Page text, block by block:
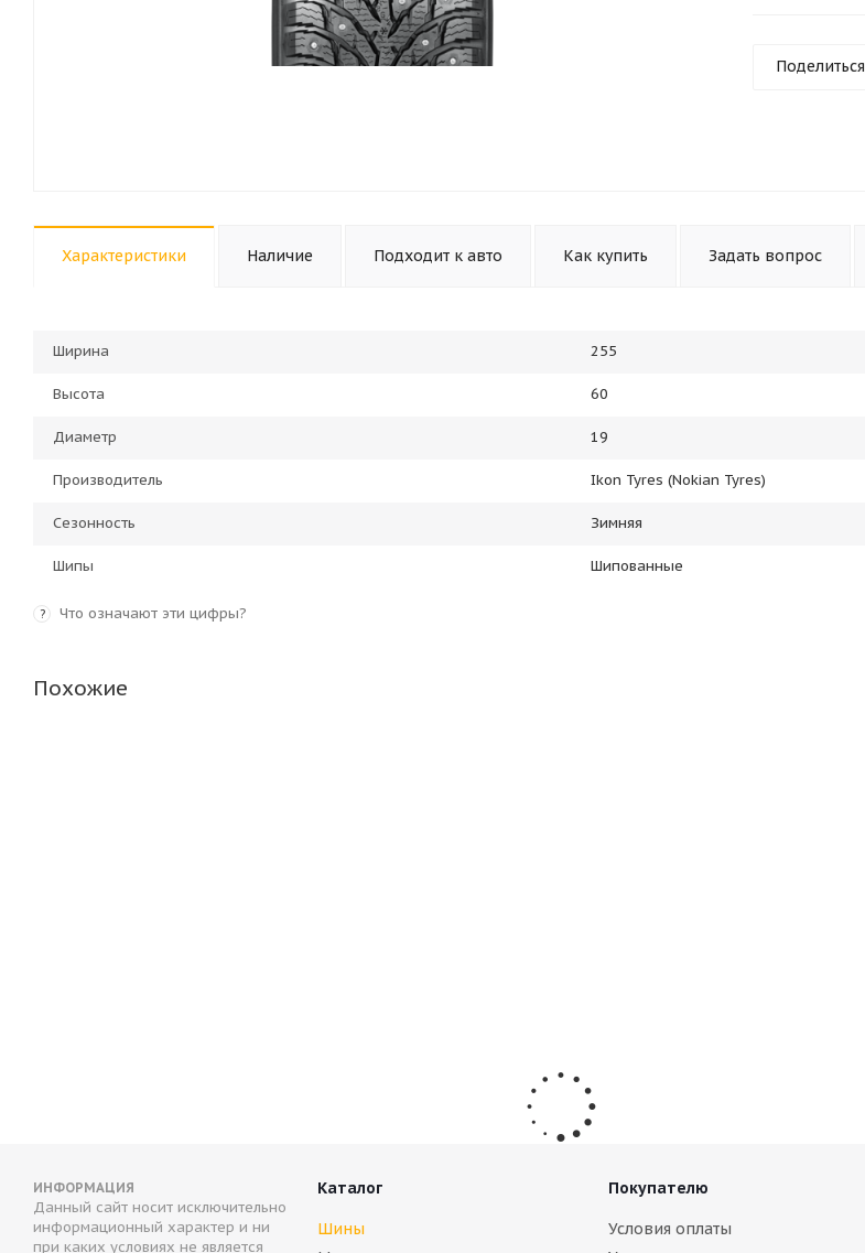
Поделиться
Характеристики Наличие Подходит к авто Как купить Задать вопрос
Ширина 255
Высота 60
Диаметр 19
Производитель Ikon Tyres (Nokian Tyres)
Сезонность Зимняя
Шипы Шипованные
? Что означают эти цифры?
Похожие
ИНФОРМАЦИЯ
Данный сайт носит исключительно
информационный характер и ни
при каких условиях не является
Каталог
Шины
Покупателю
Условия оплаты